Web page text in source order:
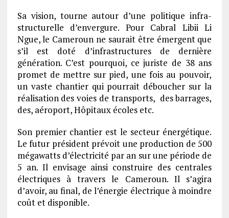
Sa vision, tourne autour d’une politique infra-
structurelle d’envergure. Pour Cabral Libii Li
Ngue, le Cameroun ne saurait être émergent que
s’il est doté d’infrastructures de dernière
génération. C’est pourquoi, ce juriste de 38 ans
promet de mettre sur pied, une fois au pouvoir,
un vaste chantier qui pourrait déboucher sur la
réalisation des voies de transports, des barrages,
des, aéroport, Hôpitaux écoles etc.
Son premier chantier est le secteur énergétique.
Le futur président prévoit une production de 500
mégawatts d’électricité par an sur une période de
5 an. Il envisage ainsi construire des centrales
électriques à travers le Cameroun. Il s’agira
d’avoir, au final, de l’énergie électrique à moindre
coût et disponible.